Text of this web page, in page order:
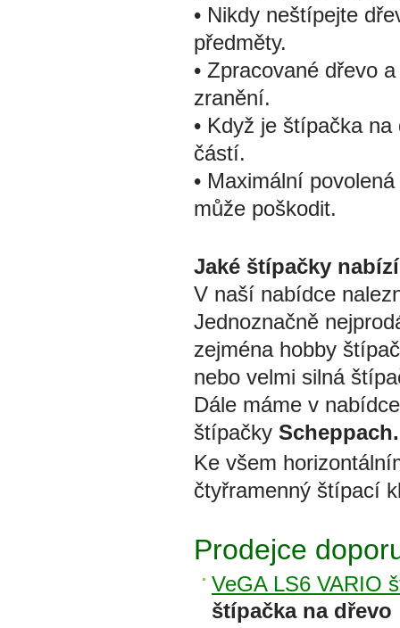
• Nikdy neštípejte
předměty.
• Zpracované dřevo
zranění.
• Když je štípačka
částí.
• Maximální
může poškodit.
Jaké štípačky
V naší nabídce
Jednoznačně
zejména hobby
nebo velmi silná
Dále máme v
štípačky Scheppach.
Ke všem
čtyřramenný štípací
Prodejce
VeGA LS6 VARIO
štípačka na dřevo